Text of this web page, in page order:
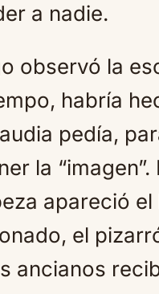
a nadie.
observó la
habría
pedía,
la “imagen”.
apareció el
el
ancianos